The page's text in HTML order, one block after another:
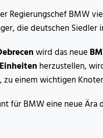
Regierungschef BMW
die deutschen Siedler
wird das neue
herzustellen,
zu einem wichtigen
für BMW eine neue